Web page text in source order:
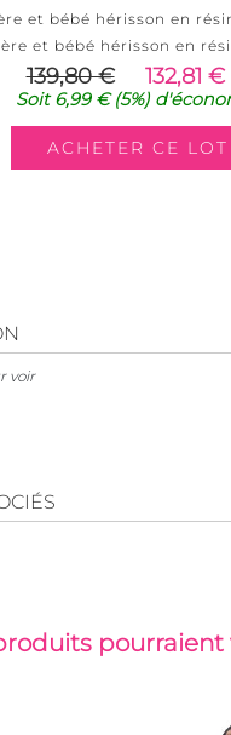
et bébé hérisson en
et bébé hérisson en
139,80 € 132,81 €
Soit6,99 €(5%)
voir
pourraient